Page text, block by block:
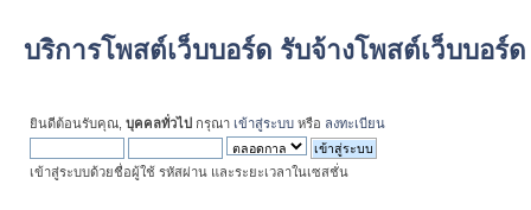
บริการโพสต์เว็บบอร์ด รับจ้างโพสต์เว็บบอร์
ยินดีต้อนรับคุณ, บุคคลทั่วไป กรุณา เข้าสู่ระบบ หรือ ลงทะเบียน
เข้าสู่ระบบด้วยชื่อผู้ใช้ รหัสผ่าน และระยะเวลาในเซสชั่น